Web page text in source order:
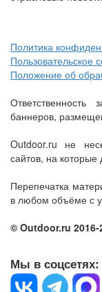
Политика
Пользовательское
Положение об
баннеров,
Outdoor.ru не
сайтов, на которые
Перепечатка
в любом объёме с
© Outdoor.ru
Мы в соцсетях: